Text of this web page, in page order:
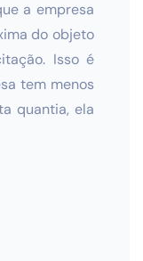
a empresa
do objeto
Isso é
tem menos
quantia, ela